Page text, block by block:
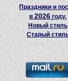
Праздники и
в2026 году.
Новый стиль
Старый